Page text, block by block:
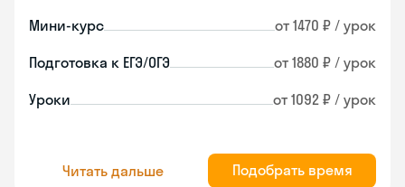
Мини-курс от 1470 ₽ / урок
Подготовка к ЕГЭ/ОГЭ от 1880 ₽ / урок
Уроки от 1092 ₽ / урок
Читать дальше Подобрать время